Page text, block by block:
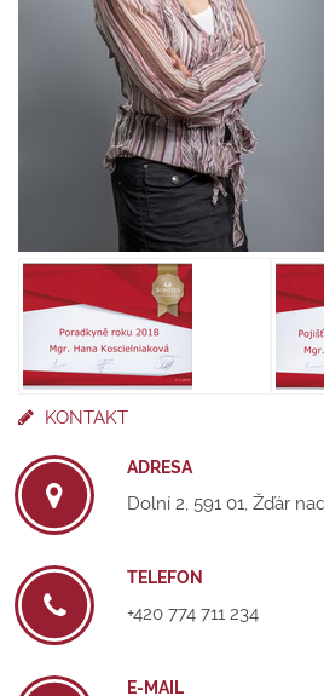
KONTAKT
ADRESA
Dolní 2, 591 01, Žďár
TELEFON
+420 774 711 234
E-MAIL